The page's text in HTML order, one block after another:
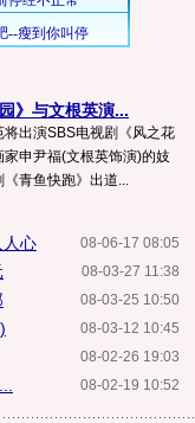
》与文根英演...
出演SBS电视剧《风之花
申尹福(文根英饰演)的妓
青鱼快跑》出道...
08-06-17 08:05
人心
08-03-27 11:38
08-03-25 10:50
08-03-12 10:45
08-02-26 19:03
08-02-19 10:52